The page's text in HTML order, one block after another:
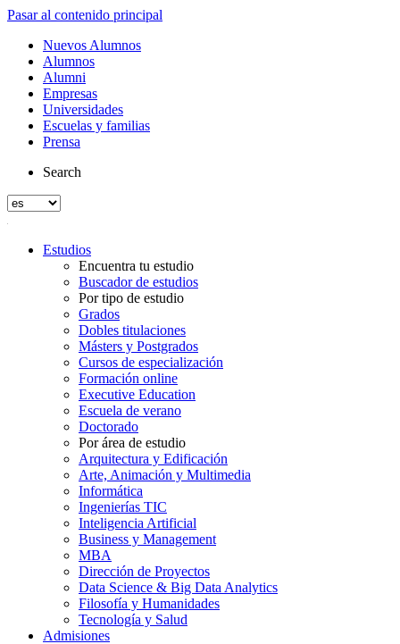
Pasar al contenido principal
Nuevos Alumnos
Alumnos
Alumni
Empresas
Universidades
Escuelas y familias
Prensa
Search
Estudios
Encuentra tu estudio
Buscador de estudios
Por tipo de estudio
Grados
Dobles titulaciones
Másters y Postgrados
Cursos de especialización
Formación online
Executive Education
Escuela de verano
Doctorado
Por área de estudio
Arquitectura y Edificación
Arte, Animación y Multimedia
Informática
Ingenierías TIC
Inteligencia Artificial
Business y Management
MBA
Dirección de Proyectos
Data Science & Big Data Analytics
Filosofía y Humanidades
Tecnología y Salud
Admisiones